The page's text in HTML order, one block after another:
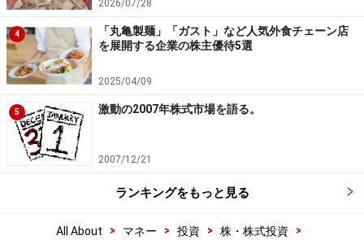
2026/07/28
4
「丸亀製麺」「ガスト」など人気外食チェーン店
を展開する企業の株主優待5選
2025/04/09
5 激動の2007年株式市場を語る。
2007/12/21
ランキングをもっと見る
All About > マネー > 投資 > 株・株式投資 >